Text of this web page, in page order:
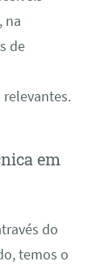
na
de
em
do
temos o